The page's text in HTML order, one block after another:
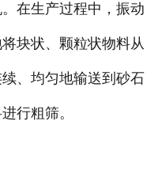
在生产过程中，振动
块状、颗粒状物料从
、均匀地输送到砂石
行粗筛。